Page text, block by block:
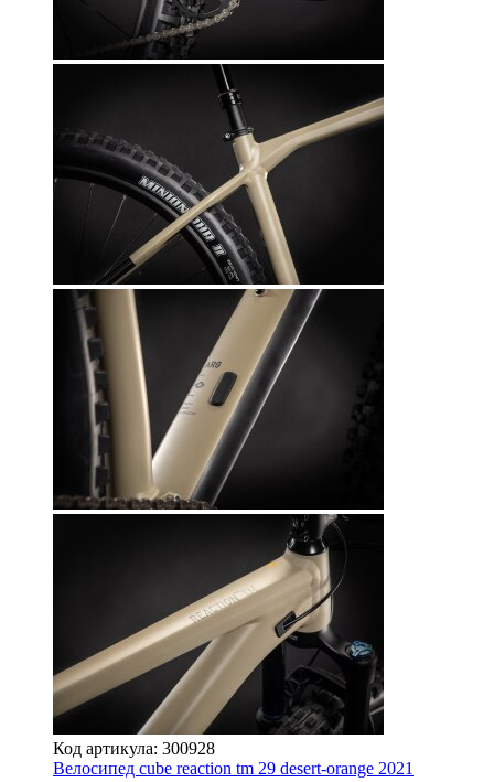
Код артикула: 300928
Велосипед cube reaction tm 29 desert-orange 2021